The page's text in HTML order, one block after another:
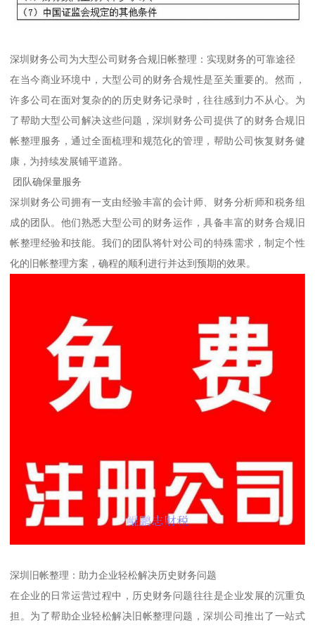
深圳财务公司为大型公司财务合规旧帐整理：实现财务的可靠途径
在当今商业环境中，大型公司的财务合规性是至关重要的。然而，
许多公司在面对复杂的的历史财务记录时，往往感到力不从心。为
了帮助大型公司解决这些问题，深圳财务公司提供了的财务合规旧
帐整理服务，通过全面梳理和规范化的管理，帮助公司恢复财务健
康，为持续发展铺平道路。
团队确保量服务
深圳财务公司拥有一支由经验丰富的会计师、财务分析师和税务组
成的团队。他们熟悉大型公司的财务运作，具备丰富的财务合规旧
帐整理经验和技能。我们的团队将针对公司的特殊需求，制定个性
化的旧帐整理方案，确程的顺利进行并达到预期的效果。
深圳旧帐整理：助力企业轻松解决历史财务问题
在企业的日常运营过程中，历史财务问题往往是企业发展的沉重负
担。为了帮助企业轻松解决旧帐整理问题，深圳公司推出了一站式